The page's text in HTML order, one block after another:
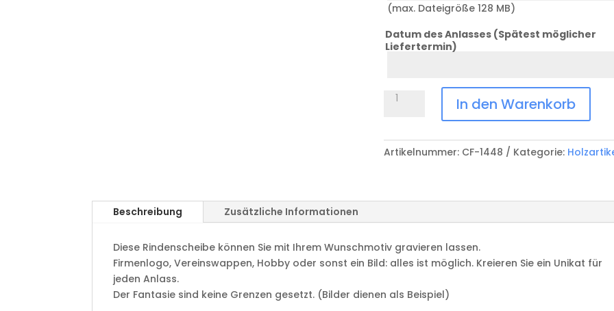
(max. Dateigröße 128 MB)
Datum des Anlasses (Spätest möglicher
Liefertermin)
Rindenscheibe
CF-
In den Warenkorb
Artikelnummer: CF-1448 Kategorie:
Beschreibung Zusätzliche Informationen
Diese Rindenscheibe können Sie mit Ihrem Wunschmotiv gravieren lassen.
Firmenlogo, Vereinswappen, Hobby oder sonst ein Bild: alles ist möglich. Kreieren Sie ein Unikat für
jeden Anlass.
Der Fantasie sind keine Grenzen gesetzt. (Bilder dienen als Beispiel)